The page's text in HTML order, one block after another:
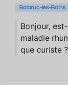
Balaruc-les-Bains
Bonjour,
maladie
que curiste